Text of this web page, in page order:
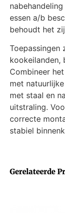
Gerelateerde
essen a/b
behoudt het
Toepassingen
kookeilanden,
Combineer
met
met staal en
uitstraling.
correcte
stabiel